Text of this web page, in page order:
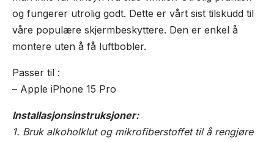
og fungerer utrolig godt. Dette er vårt sist tilskudd til
våre populære skjermbeskyttere. Den er enkel å
montere uten å få luftbobler.
Passer til :
– Apple iPhone 15 Pro
Installasjonsinstruksjoner:
1. Bruk alkoholklut og mikrofiberstoffet til å rengjøre